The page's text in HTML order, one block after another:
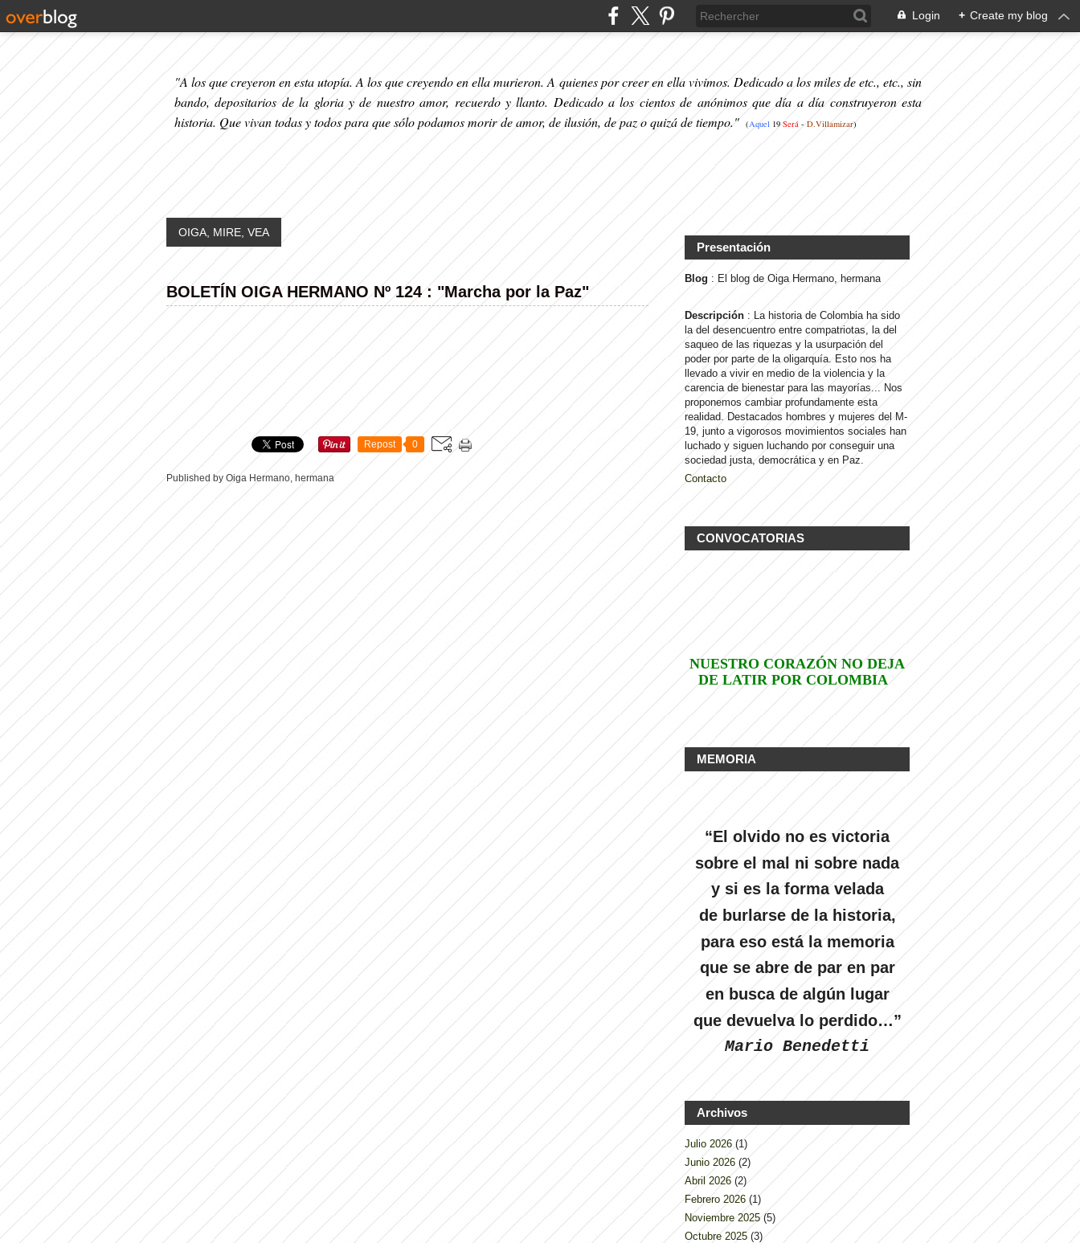
Login + Create my blog
"A los que creyeron en esta utopía. A los que creyendo en ella murieron. A quienes por creer en ella vivimos. Dedicado a los miles de etc., etc., sin
bando, depositarios de la gloria y de nuestro amor, recuerdo y llanto. Dedicado a los cientos de anónimos que día a día construyeron esta
historia. Que vivan todas y todos para que sólo podamos morir de amor, de ilusión, de paz o quizá de tiempo." (Aquel 19 Será - D.Villamizar)
OIGA, MIRE, VEA
BOLETÍN OIGA HERMANO Nº 124 : "Marcha por la Paz"
Repost 0
Published by Oiga Hermano, hermana
Presentación
Blog : El blog de Oiga Hermano, hermana
Descripción : La historia de Colombia ha sido
la del desencuentro entre compatriotas, la del
saqueo de las riquezas y la usurpación del
poder por parte de la oligarquía. Esto nos ha
llevado a vivir en medio de la violencia y la
carencia de bienestar para las mayorías... Nos
proponemos cambiar profundamente esta
realidad. Destacados hombres y mujeres del M-
19, junto a vigorosos movimientos sociales han
luchado y siguen luchando por conseguir una
sociedad justa, democrática y en Paz.
Contacto
CONVOCATORIAS
NUESTRO CORAZÓN NO DEJA
DE LATIR POR COLOMBIA
MEMORIA
“El olvido no es victoria
sobre el mal ni sobre nada
y si es la forma velada
de burlarse de la historia,
para eso está la memoria
que se abre de par en par
en busca de algún lugar
que devuelva lo perdido…”
Mario Benedetti
Archivos
Julio 2026 (1)
Junio 2026 (2)
Abril 2026 (2)
Febrero 2026 (1)
Noviembre 2025 (5)
Octubre 2025 (3)